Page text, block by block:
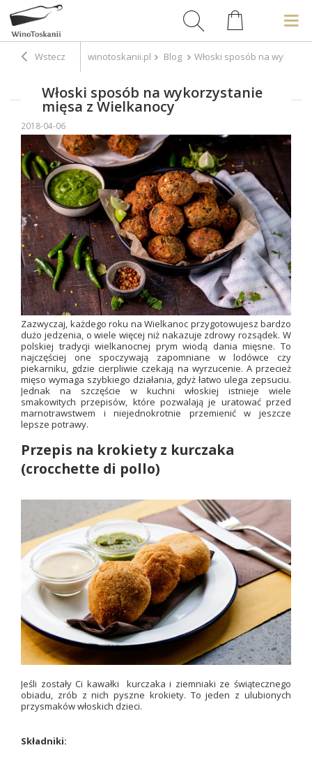
Wstecz winotoskanii.pl Blog Włoski sposób na
Włoski sposób na wykorzystanie
mięsa z Wielkanocy
2018-04-06
Zazwyczaj, każdego roku na Wielkanoc przygotowujesz bardzo
dużo jedzenia, o wiele więcej niż nakazuje zdrowy rozsądek. W
polskiej tradycji wielkanocnej prym wiodą dania mięsne. To
najczęściej one spoczywają zapomniane w lodówce czy
piekarniku, gdzie cierpliwie czekają na wyrzucenie. A przecież
mięso wymaga szybkiego działania, gdyż łatwo ulega zepsuciu.
Jednak na szczęście w kuchni włoskiej istnieje wiele
smakowitych przepisów, które pozwalają je uratować przed
marnotrawstwem i niejednokrotnie przemienić w jeszcze
lepsze potrawy.
Przepis na krokiety z kurczaka
(crocchette di pollo)
Jeśli zostały Ci kawałki kurczaka i ziemniaki ze świątecznego
obiadu, zrób z nich pyszne krokiety. To jeden z ulubionych
przysmaków włoskich dzieci.
Składniki: